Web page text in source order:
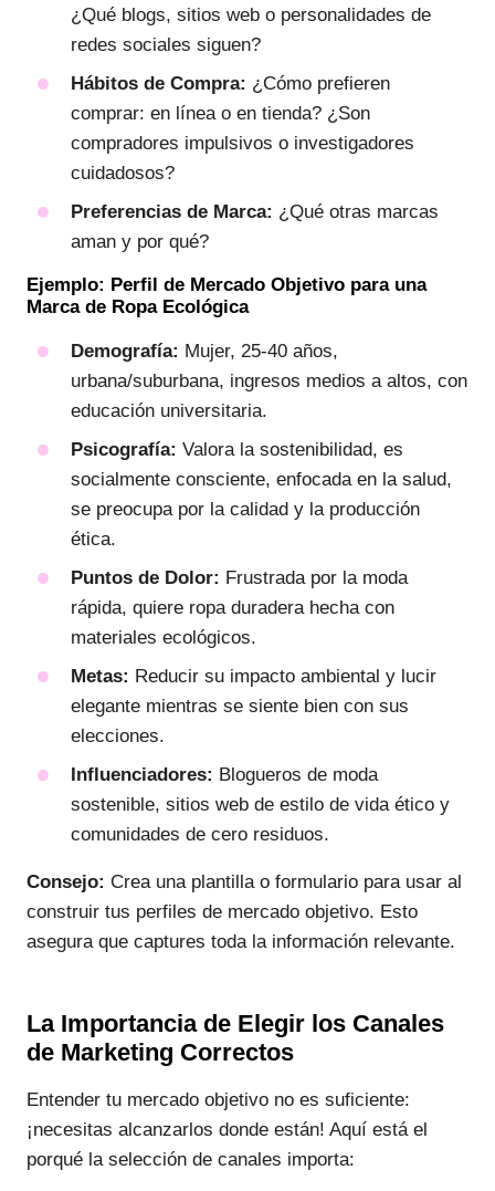
¿Qué blogs, sitios web o personalidades de
redes sociales siguen?
Hábitos de Compra: ¿Cómo prefieren
comprar: en línea o en tienda? ¿Son
compradores impulsivos o investigadores
cuidadosos?
Preferencias de Marca: ¿Qué otras marcas
aman y por qué?
Ejemplo: Perfil de Mercado Objetivo para una
Marca de Ropa Ecológica
Demografía: Mujer, 25-40 años,
urbana/suburbana, ingresos medios a altos, con
educación universitaria.
Psicografía: Valora la sostenibilidad, es
socialmente consciente, enfocada en la salud,
se preocupa por la calidad y la producción
ética.
Puntos de Dolor: Frustrada por la moda
rápida, quiere ropa duradera hecha con
materiales ecológicos.
Metas: Reducir su impacto ambiental y lucir
elegante mientras se siente bien con sus
elecciones.
Influenciadores: Blogueros de moda
sostenible, sitios web de estilo de vida ético y
comunidades de cero residuos.
Consejo: Crea una plantilla o formulario para usar al
construir tus perfiles de mercado objetivo. Esto
asegura que captures toda la información relevante.
La Importancia de Elegir los Canales
de Marketing Correctos
Entender tu mercado objetivo no es suficiente:
¡necesitas alcanzarlos donde están! Aquí está el
porqué la selección de canales importa: